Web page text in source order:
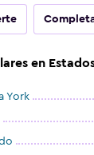
en
York